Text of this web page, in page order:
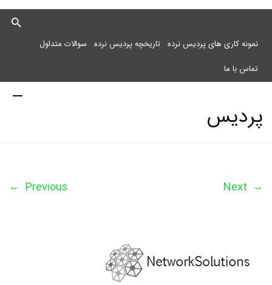
نمونه کاری های پردیس نرده تاریخچه پردیس نرده سوالات متداول
تماس با ما
پردیس
نرده
← Previous Next →